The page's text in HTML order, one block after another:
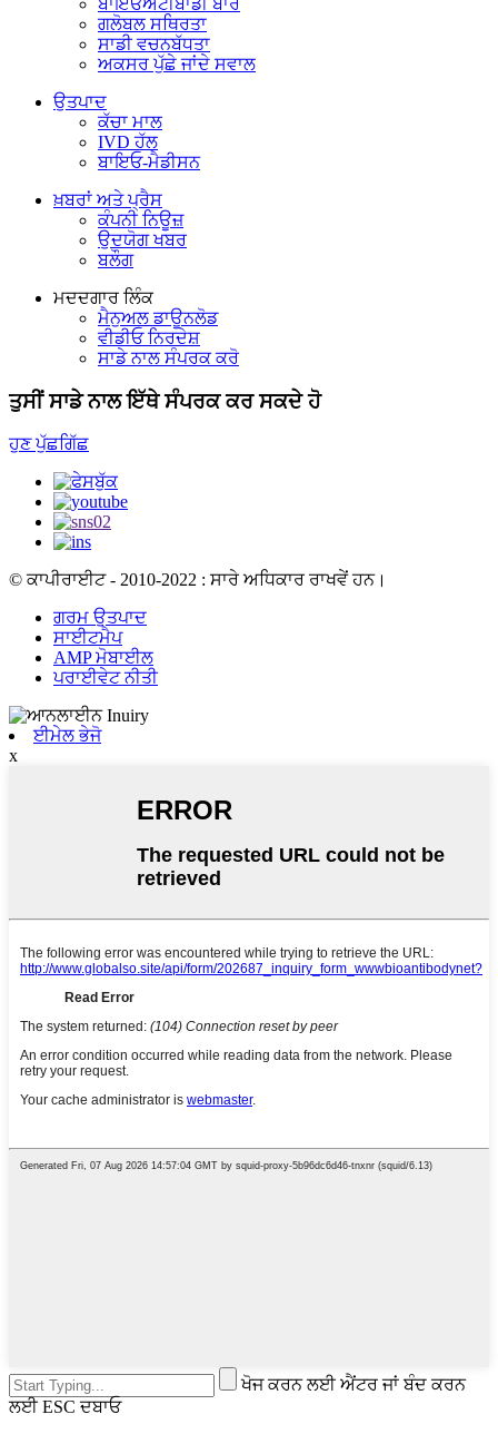
ਬਾਇਓਐਂਟੀਬਾਡੀ ਬਾਰੇ
ਗਲੋਬਲ ਸਥਿਰਤਾ
ਸਾਡੀ ਵਚਨਬੱਧਤਾ
ਅਕਸਰ ਪੁੱਛੇ ਜਾਂਦੇ ਸਵਾਲ
ਉਤਪਾਦ
ਕੱਚਾ ਮਾਲ
IVD ਹੱਲ
ਬਾਇਓ-ਮੈਡੀਸਨ
ਖ਼ਬਰਾਂ ਅਤੇ ਪ੍ਰੈਸ
ਕੰਪਨੀ ਨਿਊਜ਼
ਉਦਯੋਗ ਖਬਰ
ਬਲੌਗ
ਮਦਦਗਾਰ ਲਿੰਕ
ਮੈਨੁਅਲ ਡਾਊਨਲੋਡ
ਵੀਡੀਓ ਨਿਰਦੇਸ਼
ਸਾਡੇ ਨਾਲ ਸੰਪਰਕ ਕਰੋ
ਤੁਸੀਂ ਸਾਡੇ ਨਾਲ ਇੱਥੇ ਸੰਪਰਕ ਕਰ ਸਕਦੇ ਹੋ
ਹੁਣ ਪੁੱਛਗਿੱਛ
© ਕਾਪੀਰਾਈਟ - 2010-2022 : ਸਾਰੇ ਅਧਿਕਾਰ ਰਾਖਵੇਂ ਹਨ।
ਗਰਮ ਉਤਪਾਦ
ਸਾਈਟਮੈਪ
AMP ਮੋਬਾਈਲ
ਪਰਾਈਵੇਟ ਨੀਤੀ
ਈਮੇਲ ਭੇਜੋ
x
ਖੋਜ ਕਰਨ ਲਈ ਐਂਟਰ ਜਾਂ ਬੰਦ ਕਰਨ
ਲਈ ESC ਦਬਾਓ